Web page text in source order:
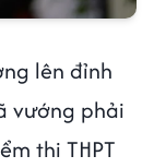
lên đỉnh
vướng phải
thi THPT